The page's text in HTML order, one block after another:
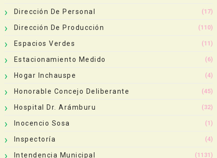
Dirección De Personal (17)
Dirección De Producción (110)
Espacios Verdes (11)
Estacionamiento Medido (6)
Hogar Inchauspe (4)
Honorable Concejo Deliberante (45)
Hospital Dr. Arámburu (32)
Inocencio Sosa (1)
Inspectoría (4)
Intendencia Municipal (1131)